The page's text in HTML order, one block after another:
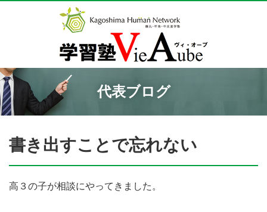
代表ブログ
書き出すことで忘れない
高３の子が相談にやってきました。